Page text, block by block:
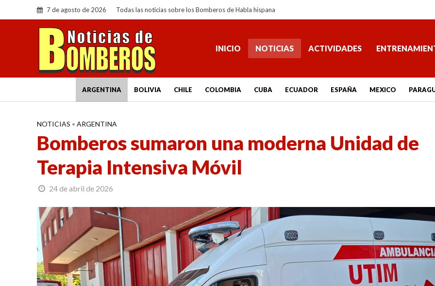
7 de agosto de 2026 Todas las noticias sobre los Bomberos de Habla hispana
INICIO NOTICIAS ACTIVIDADES
ARGENTINA BOLIVIA CHILE COLOMBIA CUBA ECUADOR ESPAÑA MEXICO
NOTICIAS • ARGENTINA
Bomberos sumaron una moderna Unidad de
Terapia Intensiva Móvil
24 de abril de 2026